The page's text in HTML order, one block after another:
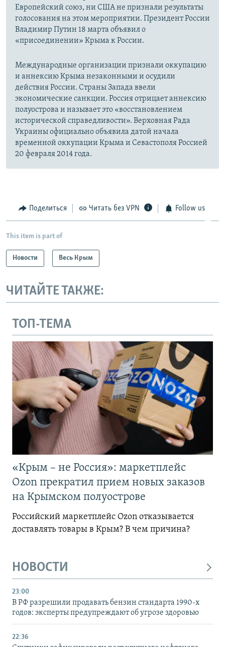
Европейский союз, ни США не признали результаты
голосования на этом мероприятии. Президент России
Владимир Путин 18 марта объявил о
«присоединении» Крыма к России.
Международные организации признали оккупацию
и аннексию Крыма незаконными и осудили
действия России. Страны Запада ввели
экономические санкции. Россия отрицает аннексию
полуострова и называет это «восстановлением
исторической справедливости». Верховная Рада
Украины официально объявила датой начала
временной оккупации Крыма и Севастополя Россией
20 февраля 2014 года.
Поделиться Читать без VPN Follow us
This item is part of
Новости Весь Крым
ЧИТАЙТЕ ТАКЖЕ:
ТОП-ТЕМА
«Крым – не Россия»: маркетплейс
Ozon прекратил прием новых заказов
на Крымском полуострове
Российский маркетплейс Ozon отказывается
доставлять товары в Крым? В чем причина?
НОВОСТИ
23:00
В РФ разрешили продавать бензин стандарта 1990-х
годов: эксперты предупреждают об угрозе здоровью
22:36